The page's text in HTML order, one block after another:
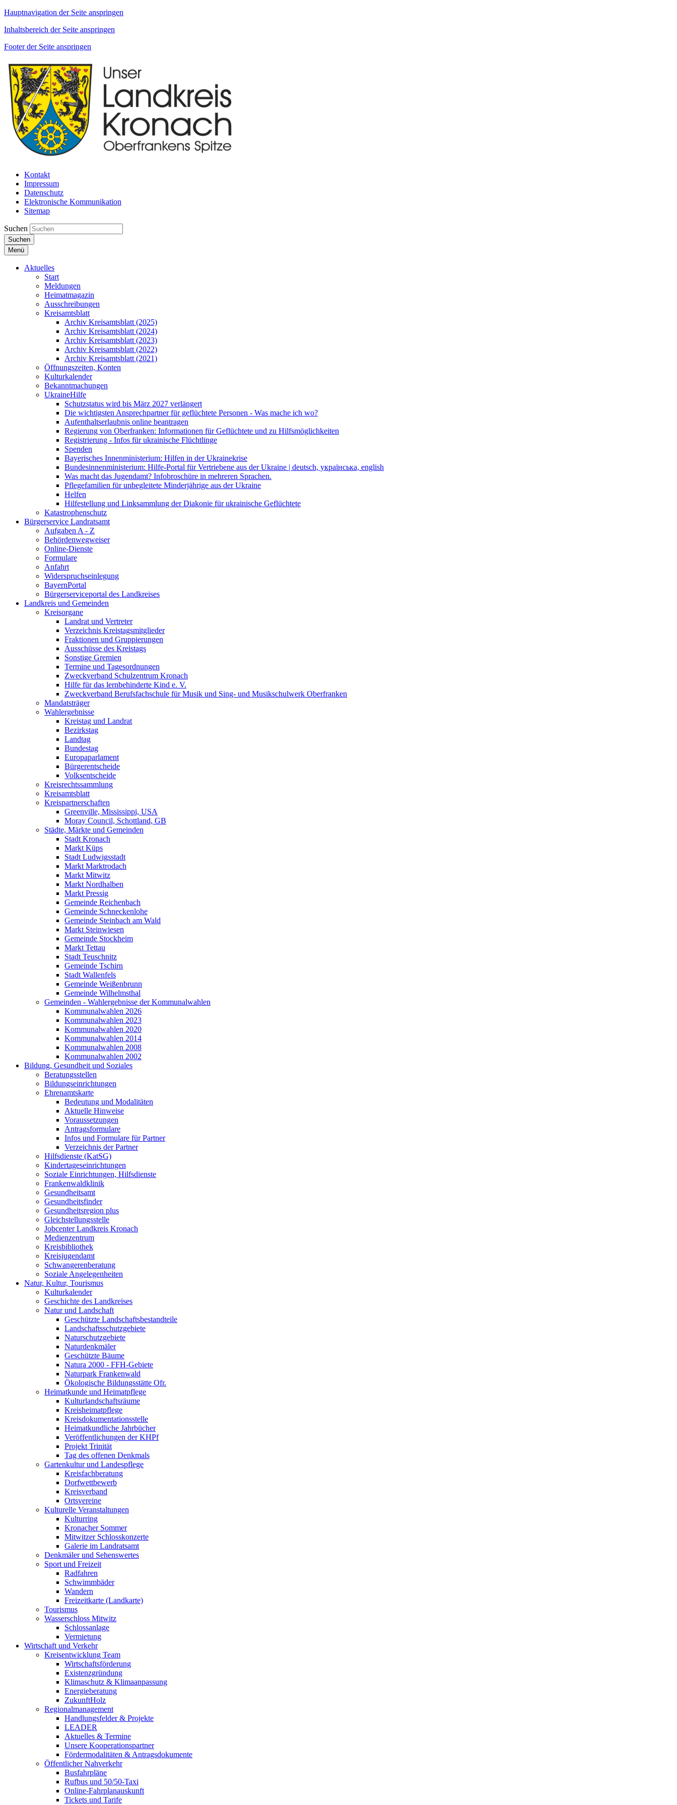
Hauptnavigation der Seite anspringen
Inhaltsbereich der Seite anspringen
Footer der Seite anspringen
Kontakt
Impressum
Datenschutz
Elektronische Kommunikation
Sitemap
Suchen
Suchen
Menü
Aktuelles
Start
Meldungen
Heimatmagazin
Ausschreibungen
Kreisamtsblatt
Archiv Kreisamtsblatt (2025)
Archiv Kreisamtsblatt (2024)
Archiv Kreisamtsblatt (2023)
Archiv Kreisamtsblatt (2022)
Archiv Kreisamtsblatt (2021)
Öffnungszeiten, Konten
Kulturkalender
Bekanntmachungen
UkraineHilfe
Schutzstatus wird bis März 2027 verlängert
Die wichtigsten Ansprechpartner für geflüchtete Personen - Was mache ich wo?
Aufenthaltserlaubnis online beantragen
Regierung von Oberfranken: Informationen für Geflüchtete und zu Hilfsmöglichkeiten
Registrierung - Infos für ukrainische Flüchtlinge
Spenden
Bayerisches Innenministerium: Hilfen in der Ukrainekrise
Bundesinnenministerium: Hilfe-Portal für Vertriebene aus der Ukraine | deutsch, українська, english
Was macht das Jugendamt? Infobroschüre in mehreren Sprachen.
Pflegefamilien für unbegleitete Minderjährige aus der Ukraine
Helfen
Hilfestellung und Linksammlung der Diakonie für ukrainische Geflüchtete
Katastrophenschutz
Bürgerservice Landratsamt
Aufgaben A - Z
Behördenwegweiser
Online-Dienste
Formulare
Anfahrt
Widerspruchseinlegung
BayernPortal
Bürgerserviceportal des Landkreises
Landkreis und Gemeinden
Kreisorgane
Landrat und Vertreter
Verzeichnis Kreistagsmitglieder
Fraktionen und Gruppierungen
Ausschüsse des Kreistags
Sonstige Gremien
Termine und Tagesordnungen
Zweckverband Schulzentrum Kronach
Hilfe für das lernbehinderte Kind e. V.
Zweckverband Berufsfachschule für Musik und Sing- und Musikschulwerk Oberfranken
Mandatsträger
Wahlergebnisse
Kreistag und Landrat
Bezirkstag
Landtag
Bundestag
Europaparlament
Bürgerentscheide
Volksentscheide
Kreisrechtssammlung
Kreisamtsblatt
Kreispartnerschaften
Greenville, Mississippi, USA
Moray Council, Schottland, GB
Städte, Märkte und Gemeinden
Stadt Kronach
Markt Küps
Stadt Ludwigsstadt
Markt Marktrodach
Markt Mitwitz
Markt Nordhalben
Markt Pressig
Gemeinde Reichenbach
Gemeinde Schneckenlohe
Gemeinde Steinbach am Wald
Markt Steinwiesen
Gemeinde Stockheim
Markt Tettau
Stadt Teuschnitz
Gemeinde Tschirn
Stadt Wallenfels
Gemeinde Weißenbrunn
Gemeinde Wilhelmsthal
Gemeinden - Wahlergebnisse der Kommunalwahlen
Kommunalwahlen 2026
Kommunalwahlen 2023
Kommunalwahlen 2020
Kommunalwahlen 2014
Kommunalwahlen 2008
Kommunalwahlen 2002
Bildung, Gesundheit und Soziales
Beratungsstellen
Bildungseinrichtungen
Ehrenamtskarte
Bedeutung und Modalitäten
Aktuelle Hinweise
Voraussetzungen
Antragsformulare
Infos und Formulare für Partner
Verzeichnis der Partner
Hilfsdienste (KatSG)
Kindertageseinrichtungen
Soziale Einrichtungen, Hilfsdienste
Frankenwaldklinik
Gesundheitsamt
Gesundheitsfinder
Gesundheitsregion plus
Gleichstellungsstelle
Jobcenter Landkreis Kronach
Medienzentrum
Kreisbibliothek
Kreisjugendamt
Schwangerenberatung
Soziale Angelegenheiten
Natur, Kultur, Tourismus
Kulturkalender
Geschichte des Landkreises
Natur und Landschaft
Geschützte Landschaftsbestandteile
Landschaftsschutzgebiete
Naturschutzgebiete
Naturdenkmäler
Geschützte Bäume
Natura 2000 - FFH-Gebiete
Naturpark Frankenwald
Ökologische Bildungsstätte Ofr.
Heimatkunde und Heimatpflege
Kulturlandschaftsräume
Kreisheimatpflege
Kreisdokumentationsstelle
Heimatkundliche Jahrbücher
Veröffentlichungen der KHPf
Projekt Trinität
Tag des offenen Denkmals
Gartenkultur und Landespflege
Kreisfachberatung
Dorfwettbewerb
Kreisverband
Ortsvereine
Kulturelle Veranstaltungen
Kulturring
Kronacher Sommer
Mitwitzer Schlosskonzerte
Galerie im Landratsamt
Denkmäler und Sehenswertes
Sport und Freizeit
Radfahren
Schwimmbäder
Wandern
Freizeitkarte (Landkarte)
Tourismus
Wasserschloss Mitwitz
Schlossanlage
Vermietung
Wirtschaft und Verkehr
Kreisentwicklung Team
Wirtschaftsförderung
Existenzgründung
Klimaschutz & Klimaanpassung
Energieberatung
ZukunftHolz
Regionalmanagement
Handlungsfelder & Projekte
LEADER
Aktuelles & Termine
Unsere Kooperationspartner
Fördermodalitäten & Antragsdokumente
Öffentlicher Nahverkehr
Busfahrpläne
Rufbus und 50/50-Taxi
Online-Fahrplanauskunft
Tickets und Tarife